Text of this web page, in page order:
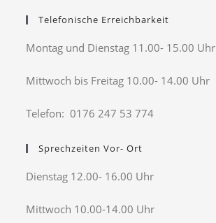
Telefonische Erreichbarkeit
Montag und Dienstag 11.00- 15.00 Uhr
Mittwoch bis Freitag 10.00- 14.00 Uhr
Telefon: 0176 247 53 774
Sprechzeiten Vor- Ort
Dienstag 12.00- 16.00 Uhr
Mittwoch 10.00-14.00 Uhr